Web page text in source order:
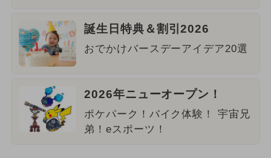
誕生日特典＆割引2026
おでかけバースデーアイデア20選
2026年ニューオープン！
ポケパーク！バイク体験！ 宇宙兄
弟！eスポーツ！